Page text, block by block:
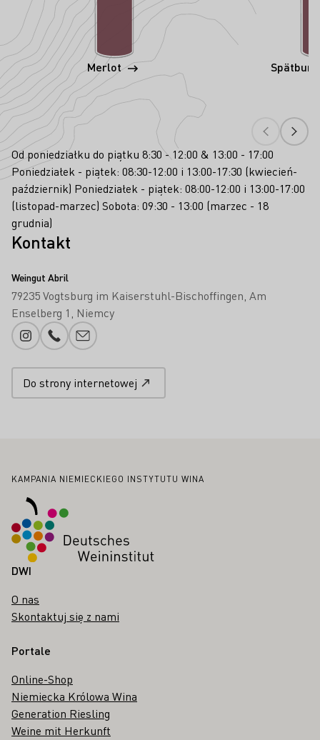
Merlot
Od poniedziałku do piątku 8:30 - 12:00 & 13:00 - 17:00
Poniedziałek - piątek: 08:30-12:00 i 13:00-17:30 (kwiecień-
październik) Poniedziałek - piątek: 08:00-12:00 i 13:00-17:00
(listopad-marzec) Sobota: 09:30 - 13:00 (marzec - 18
grudnia)
Kontakt
Weingut Abril
79235 Vogtsburg im Kaiserstuhl-Bischoffingen Am
Enselberg 1
Niemcy
InstagramNumer telefonu
Proszę dodać e-mail
Do strony internetowej
Stopka
KAMPANIA NIEMIECKIEGO INSTYTUTU WINA
DWI
O nas
Skontaktuj się z nami
Portale
Online-Shop
Niemiecka Królowa Wina
Generation Riesling
Weine mit Herkunft